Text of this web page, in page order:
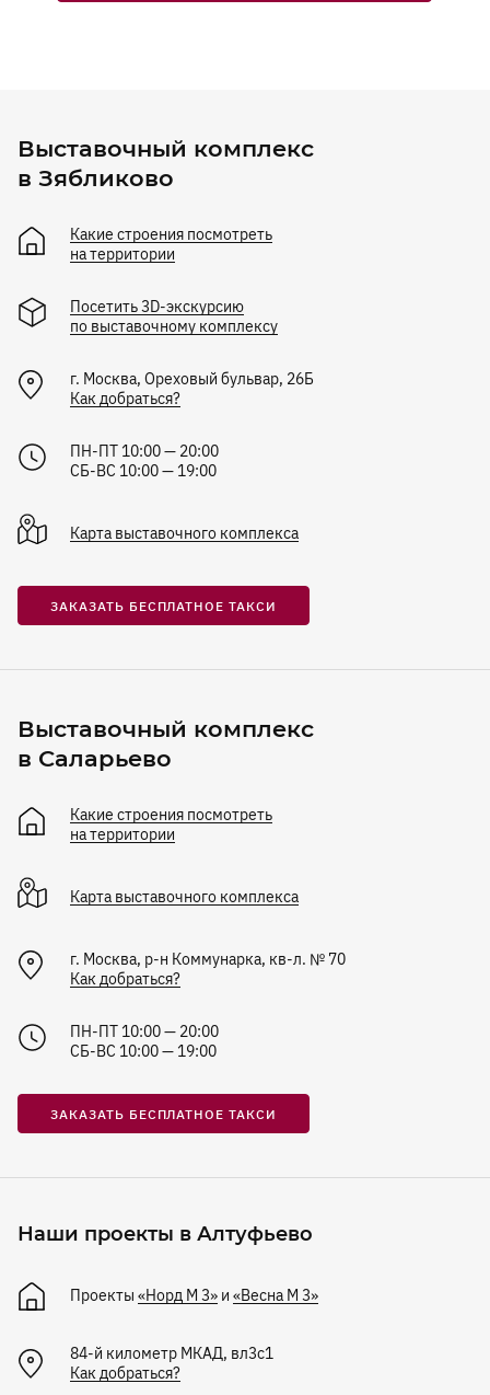
Выставочный комплекс
в Зябликово
Какие строения посмотреть
на территории
Посетить 3D-экскурсию
по выставочному комплексу
г. Москва, Ореховый бульвар, 26Б
Как добраться?
ПН-ПТ 10:00 — 20:00
СБ-ВС 10:00 — 19:00
Карта выставочного комплекса
ЗАКАЗАТЬ БЕСПЛАТНОЕ ТАКСИ
Выставочный комплекс
в Саларьево
Какие строения посмотреть
на территории
Карта выставочного комплекса
г. Москва, р-н Коммунарка, кв-л. № 70
Как добраться?
ПН-ПТ 10:00 — 20:00
СБ-ВС 10:00 — 19:00
ЗАКАЗАТЬ БЕСПЛАТНОЕ ТАКСИ
Наши проекты в Алтуфьево
Проекты «Норд М 3» и «Весна М 3»
84-й километр МКАД, вл3с1
Как добраться?